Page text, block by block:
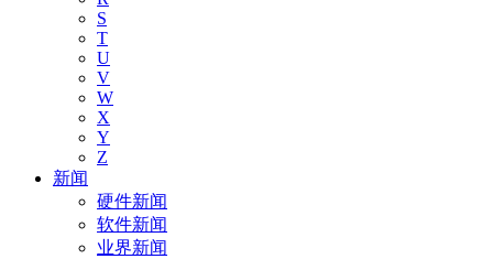
S
T
U
V
W
X
Y
Z
新闻
硬件新闻
软件新闻
业界新闻